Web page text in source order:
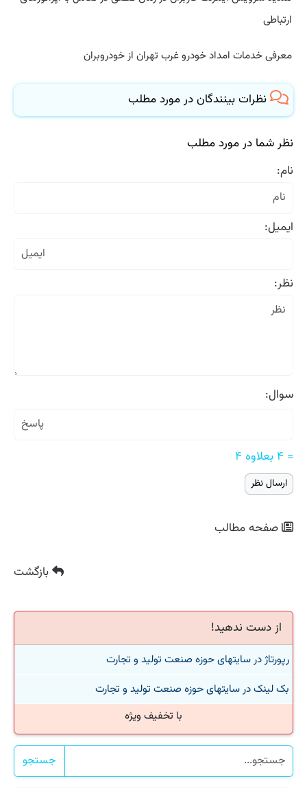
ارتباطی
معرفی خدمات امداد خودرو غرب تهران از خودروبران
نظرات بینندگان در مورد مطلب
نظر شما در مورد مطلب
نام:
ایمیل:
نظر:
سوال:
= ۴ بعلاوه ۴
صفحه مطالب
بازگشت
از دست ندهید!
رپورتاژ در سایتهای حوزه صنعت تولید و تجارت
بک لینک در سایتهای حوزه صنعت تولید و تجارت
با تخفیف ویژه
جستجو